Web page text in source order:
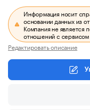
Информация носит
основании данных из
Компания не является
отношений с сервисом
Редактировать описание